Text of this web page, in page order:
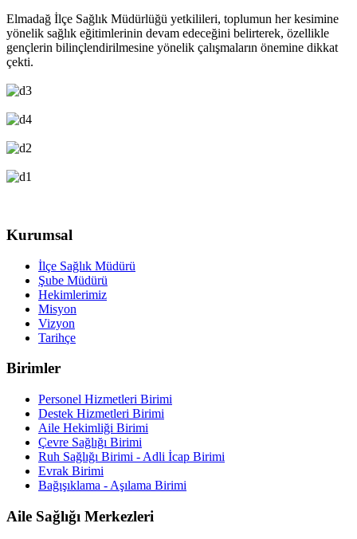
Elmadağ İlçe Sağlık Müdürlüğü yetkilileri, toplumun her kesimine
yönelik sağlık eğitimlerinin devam edeceğini belirterek, özellikle
gençlerin bilinçlendirilmesine yönelik çalışmaların önemine dikkat
çekti.
Kurumsal
İlçe Sağlık Müdürü
Şube Müdürü
Hekimlerimiz
Misyon
Vizyon
Tarihçe
Birimler
Personel Hizmetleri Birimi
Destek Hizmetleri Birimi
Aile Hekimliği Birimi
Çevre Sağlığı Birimi
Ruh Sağlığı Birimi - Adli İcap Birimi
Evrak Birimi
Bağışıklama - Aşılama Birimi
Aile Sağlığı Merkezleri